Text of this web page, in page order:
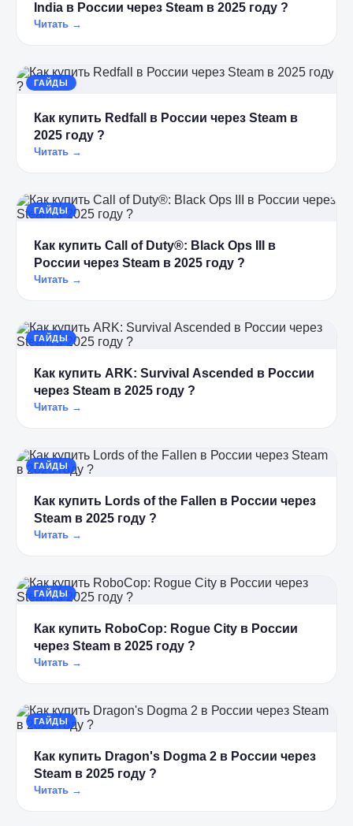
India в России через Steam в 2025 году ?
Читать →
ГАЙДЫ
Как купить Redfall в России через Steam в
2025 году ?
Читать →
ГАЙДЫ
Как купить Call of Duty®: Black Ops III в
России через Steam в 2025 году ?
Читать →
ГАЙДЫ
Как купить ARK: Survival Ascended в России
через Steam в 2025 году ?
Читать →
ГАЙДЫ
Как купить Lords of the Fallen в России через
Steam в 2025 году ?
Читать →
ГАЙДЫ
Как купить RoboCop: Rogue City в России
через Steam в 2025 году ?
Читать →
ГАЙДЫ
Как купить Dragon's Dogma 2 в России через
Steam в 2025 году ?
Читать →